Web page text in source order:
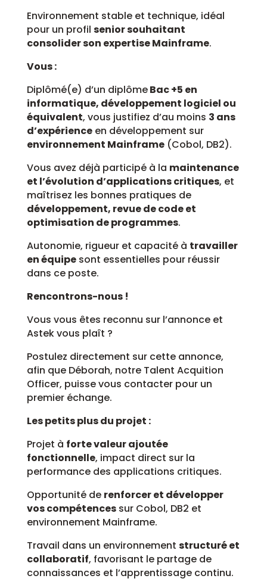
Environnement stable et technique, idéal
pour un profil senior souhaitant
consolider son expertise Mainframe.
Vous :
Diplômé(e) d’un diplômeBac +5 en
informatique, développement logiciel ou
équivalent, vous justifiez d’au moins 3 ans
d’expérienceen développement sur
environnement Mainframe(Cobol, DB2).
Vous avez déjà participé à la maintenance
et l’évolution d’applications critiques, et
maîtrisez les bonnes pratiques de
développement, revue de code et
optimisation de programmes.
Autonomie, rigueur et capacité à travailler
en équipesont essentielles pour réussir
dans ce poste.
Rencontrons-nous !
Vous vous êtes reconnu sur l’annonce et
Astek vous plaît ?
Postulez directement sur cette annonce,
afin que Déborah, notre Talent Acquition
Officer, puisse vous contacter pour un
premier échange.
Les petits plus du projet :
Projet à forte valeur ajoutée
fonctionnelle, impact direct sur la
performance des applications critiques.
Opportunité de renforcer et développer
vos compétencessur Cobol, DB2 et
environnement Mainframe.
Travail dans un environnement structuré et
collaboratif, favorisant le partage de
connaissances et l’apprentissage continu.